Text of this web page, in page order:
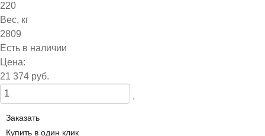
220
Вес, кг
2809
Есть в наличии
Цена:
21 374 руб.
.
Заказать
Купить в один клик